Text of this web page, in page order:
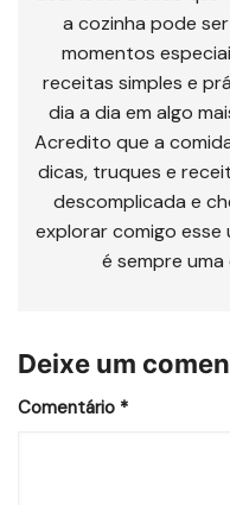
a cozinha pode
momentos
receitas simples e
dia a dia em algo
Acredito que a
dicas, truques e
descomplicada e
explorar comigo esse
é sempre
Deixe um
Comentário *